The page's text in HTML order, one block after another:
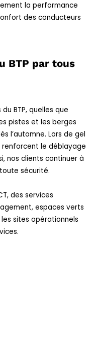
la performance
des conducteurs
BTP par tous
BTP, quelles que
pistes et les berges
l’automne. Lors de gel
renforcent le déblayage
nos clients continuer à
sécurité.
des services
espaces verts
sites opérationnels